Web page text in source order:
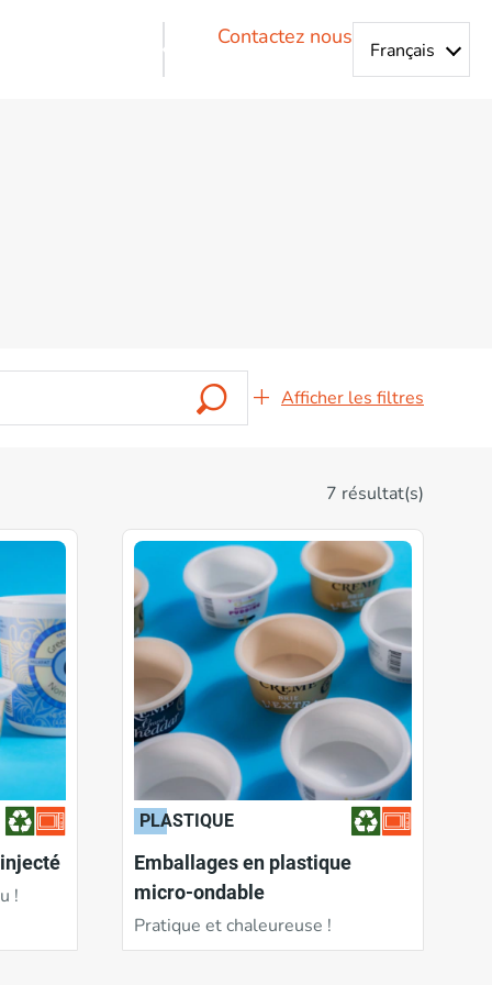
Contactez nous
Afficher les filtres
Non
Option matière recyclée
N/A
Oui Non
7 résultat(s)
!
PLASTIQUE
Emballages en plastique
micro-ondable
Pratique et chaleureuse !